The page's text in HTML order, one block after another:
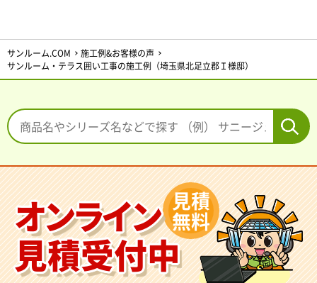
サンルーム.COM
施工例&お客様の声
サンルーム・テラス囲い工事の施工例（埼玉県北足立郡Ｉ様邸）
オンライン
見積受付中
見積
無料